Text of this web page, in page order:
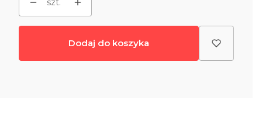
Dodaj do koszyka